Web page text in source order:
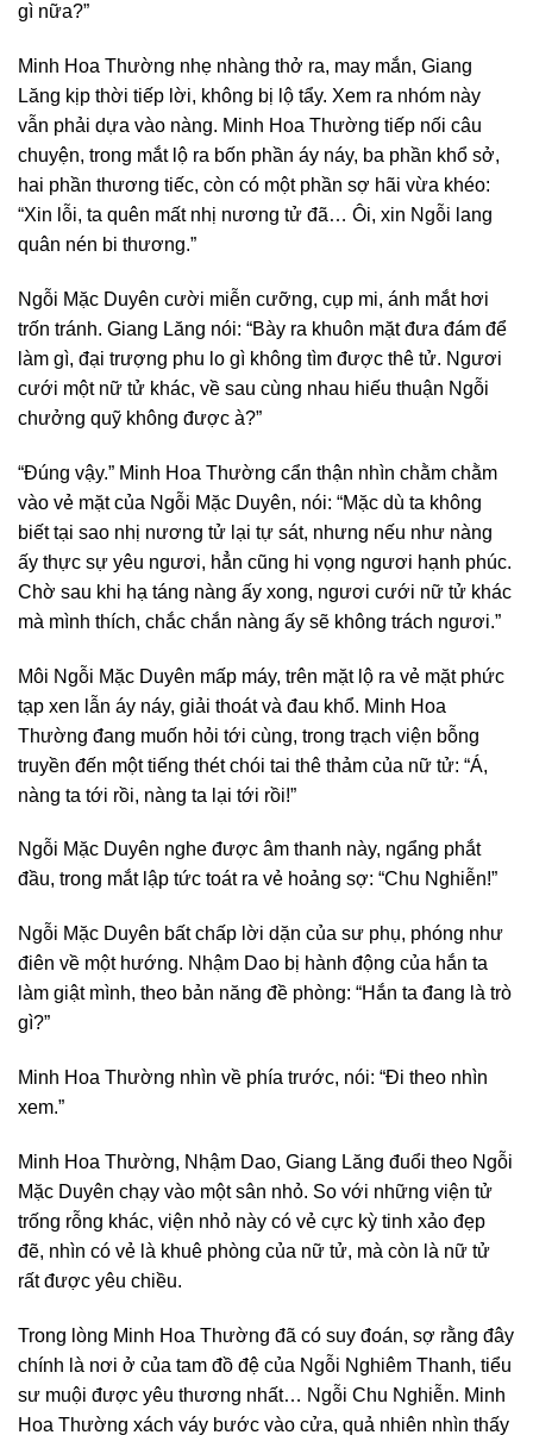
gì nữa?”
Minh Hoa Thường nhẹ nhàng thở ra, may mắn, Giang
Lăng kịp thời tiếp lời, không bị lộ tẩy. Xem ra nhóm này
vẫn phải dựa vào nàng. Minh Hoa Thường tiếp nối câu
chuyện, trong mắt lộ ra bốn phần áy náy, ba phần khổ sở,
hai phần thương tiếc, còn có một phần sợ hãi vừa khéo:
“Xin lỗi, ta quên mất nhị nương tử đã… Ôi, xin Ngỗi lang
quân nén bi thương.”
Ngỗi Mặc Duyên cười miễn cưỡng, cụp mi, ánh mắt hơi
trốn tránh. Giang Lăng nói: “Bày ra khuôn mặt đưa đám để
làm gì, đại trượng phu lo gì không tìm được thê tử. Ngươi
cưới một nữ tử khác, về sau cùng nhau hiếu thuận Ngỗi
chưởng quỹ không được à?”
“Đúng vậy.” Minh Hoa Thường cẩn thận nhìn chằm chằm
vào vẻ mặt của Ngỗi Mặc Duyên, nói: “Mặc dù ta không
biết tại sao nhị nương tử lại tự sát, nhưng nếu như nàng
ấy thực sự yêu ngươi, hẳn cũng hi vọng ngươi hạnh phúc.
Chờ sau khi hạ táng nàng ấy xong, ngươi cưới nữ tử khác
mà mình thích, chắc chắn nàng ấy sẽ không trách ngươi.”
Môi Ngỗi Mặc Duyên mấp máy, trên mặt lộ ra vẻ mặt phức
tạp xen lẫn áy náy, giải thoát và đau khổ. Minh Hoa
Thường đang muốn hỏi tới cùng, trong trạch viện bỗng
truyền đến một tiếng thét chói tai thê thảm của nữ tử: “Á,
nàng ta tới rồi, nàng ta lại tới rồi!”
Ngỗi Mặc Duyên nghe được âm thanh này, ngẩng phắt
đầu, trong mắt lập tức toát ra vẻ hoảng sợ: “Chu Nghiễn!”
Ngỗi Mặc Duyên bất chấp lời dặn của sư phụ, phóng như
điên về một hướng. Nhậm Dao bị hành động của hắn ta
làm giật mình, theo bản năng đề phòng: “Hắn ta đang là trò
gì?”
Minh Hoa Thường nhìn về phía trước, nói: “Đi theo nhìn
xem.”
Minh Hoa Thường, Nhậm Dao, Giang Lăng đuổi theo Ngỗi
Mặc Duyên chạy vào một sân nhỏ. So với những viện tử
trống rỗng khác, viện nhỏ này có vẻ cực kỳ tinh xảo đẹp
đẽ, nhìn có vẻ là khuê phòng của nữ tử, mà còn là nữ tử
rất được yêu chiều.
Trong lòng Minh Hoa Thường đã có suy đoán, sợ rằng đây
chính là nơi ở của tam đồ đệ của Ngỗi Nghiêm Thanh, tiểu
sư muội được yêu thương nhất… Ngỗi Chu Nghiễn. Minh
Hoa Thường xách váy bước vào cửa, quả nhiên nhìn thấy